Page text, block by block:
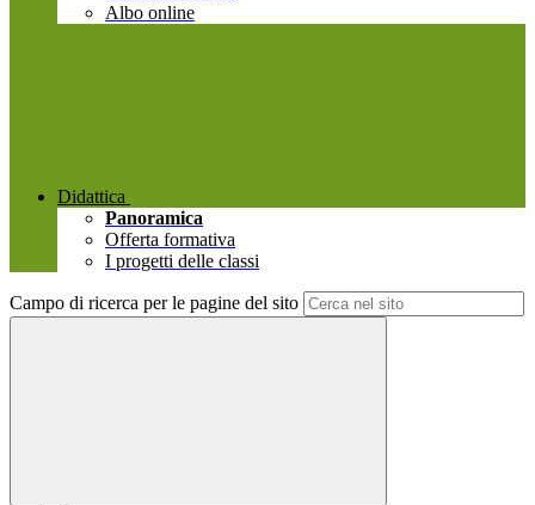
Albo online
Didattica
Panoramica
Offerta formativa
I progetti delle classi
Campo di ricerca per le pagine del sito